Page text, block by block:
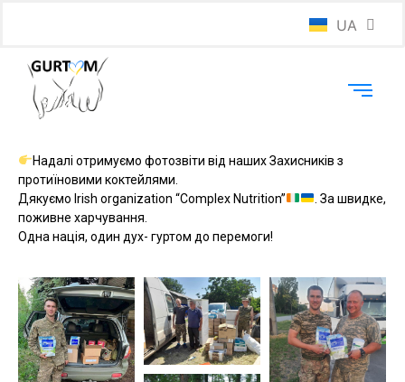
UA
EN
Надалі отримуємо фотозвіти від наших Захисників з
протиїновими коктейлями.
Дякуємо Irish organization “Complex Nutrition”
. За швидке,
поживне харчування.
Одна нація, один дух- гуртом до перемоги!